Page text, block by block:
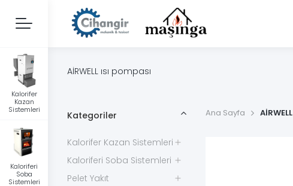
Kalorifer
Kazan
Sistemleri
Kaloriferi
Soba
Sistemleri
AİRWELL ısı pompası
Kategoriler
Kalorifer Kazan Sistemleri
Kaloriferi Soba Sistemleri
Pelet Yakıt
Ana Sayfa AİRWELL